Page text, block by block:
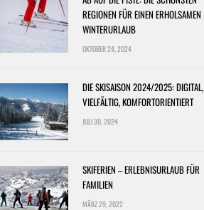
REGIONEN FÜR EINEN ERHOLSAMEN
WINTERURLAUB
OKTOBER 24, 2024
DIE SKISAISON 2024/2025: DIGITAL,
VIELFÄLTIG, KOMFORTORIENTIERT
JULI 30, 2024
SKIFERIEN – ERLEBNISURLAUB FÜR
FAMILIEN
MÄRZ 29, 2022